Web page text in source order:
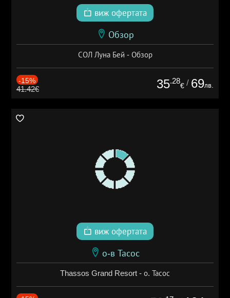
виж офертата
Обзор
СОЛ Луна Бей - Обзор
-15%
41.42€ 35.28
€ / 69лв.
виж офертата
о-в Тасос
Thassos Grand Resort - о. Тасос